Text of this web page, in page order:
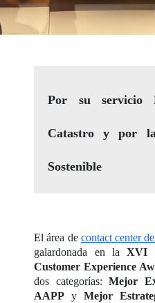
Por su servicio
Catastro y por
Sostenible
El área de contact center
galardonada en laXVI
Customer Experience
dos categorías:Mejor
AAPP yMejor